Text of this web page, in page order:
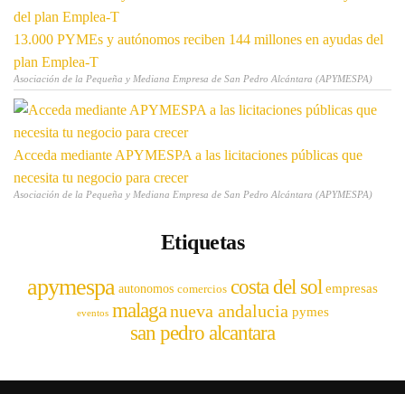
13.000 PYMEs y autónomos reciben 144 millones en ayudas del
plan Emplea-T
Asociación de la Pequeña y Mediana Empresa de San Pedro Alcántara (APYMESPA)
Acceda mediante APYMESPA a las licitaciones públicas que
necesita tu negocio para crecer
Asociación de la Pequeña y Mediana Empresa de San Pedro Alcántara (APYMESPA)
Etiquetas
apymespa autonomos comercios costa del sol empresas
eventos malaga nueva andalucia pymes
san pedro alcantara